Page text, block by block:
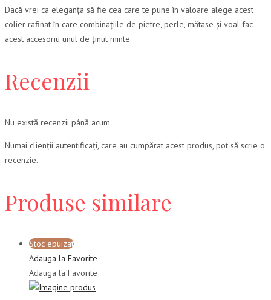
Dacă vrei ca eleganța să fie cea care te pune în valoare alege acest
colier rafinat în care combinațiile de pietre, perle, mătase și voal fac
acest accesoriu unul de ținut minte
Recenzii
Nu există recenzii până acum.
Numai clienții autentificați, care au cumpărat acest produs, pot să scrie o
recenzie.
Produse similare
Stoc epuizat
Adauga la Favorite
Adauga la Favorite